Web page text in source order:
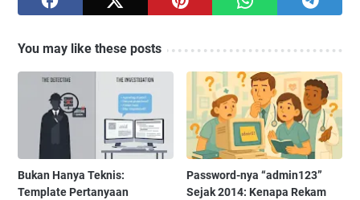
You may like these posts
Bukan Hanya Teknis:
Template Pertanyaan
Password-nya “admin123”
Sejak 2014: Kenapa Rekam